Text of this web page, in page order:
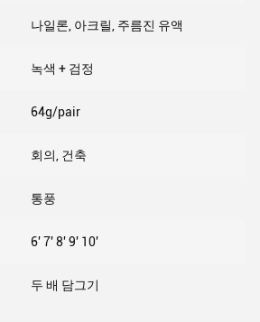
나일론, 아크릴, 주름진 유액
녹색 + 검정
64g/pair
회의, 건축
통풍
6' 7' 8' 9' 10'
두 배 담그기